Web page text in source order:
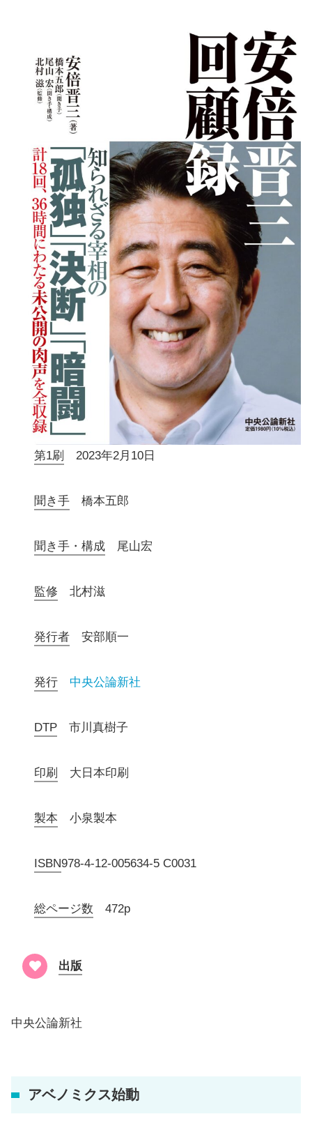
第1刷 2023年2月10日
聞き手 橋本五郎
聞き手・構成 尾山宏
監修 北村滋
発行者 安部順一
発行 中央公論新社
DTP 市川真樹子
印刷 大日本印刷
製本 小泉製本
ISBN978-4-12-005634-5 C0031
総ページ数 472p
出版
中央公論新社
アベノミクス始動